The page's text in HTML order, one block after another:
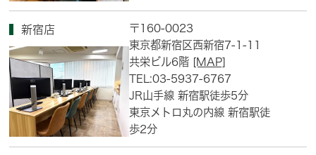
新宿店
〒160-0023
東京都新宿区西新宿7-1-11
共栄ビル6階 [MAP]
TEL:03-5937-6767
JR山手線 新宿駅徒歩5分
東京メトロ丸の内線 新宿駅徒
歩2分